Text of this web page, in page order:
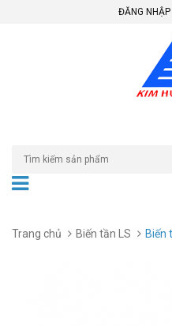
ĐĂNG NHẬP
Trang chủ Biến tần LS Biến